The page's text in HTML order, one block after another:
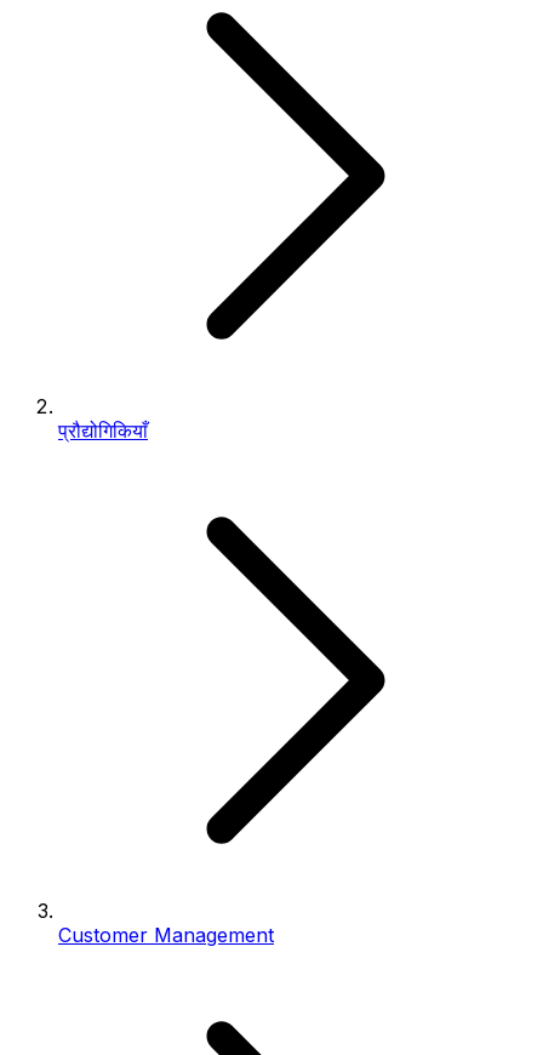
प्रौद्योगिकियाँ
Customer Management